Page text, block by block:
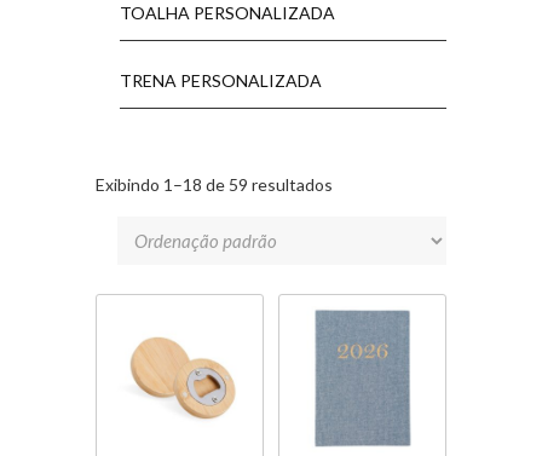
TOALHA PERSONALIZADA
TRENA PERSONALIZADA
Exibindo 1–18 de 59 resultados